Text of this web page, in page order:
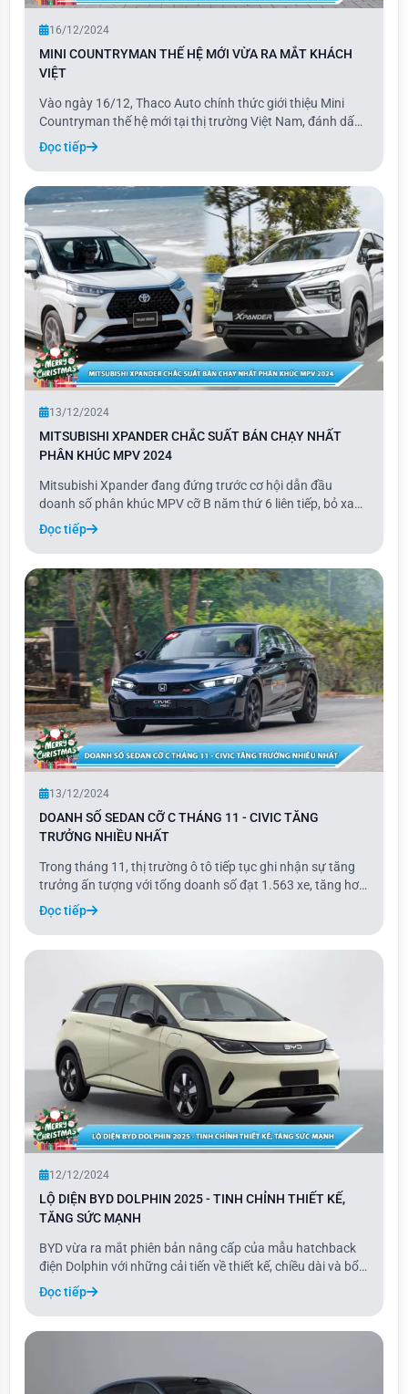
16/12/2024
MINI COUNTRYMAN THẾ HỆ MỚI VỪA RA MẮT KHÁCH
VIỆT
Vào ngày 16/12, Thaco Auto chính thức giới thiệu Mini
Countryman thế hệ mới tại thị trường Việt Nam, đánh dấu
một bước tiến mới trong dòng xe Mini. Phiên bản 2024 của
Countryman mang đến sự thay đổi toàn diện với thiết kế
tối giản đặc trưng, kết hợp cùng
Đọc tiếp
13/12/2024
MITSUBISHI XPANDER CHẮC SUẤT BÁN CHẠY NHẤT
PHÂN KHÚC MPV 2024
Mitsubishi Xpander đang đứng trước cơ hội dẫn đầu
doanh số phân khúc MPV cỡ B năm thứ 6 liên tiếp, bỏ xa
đối thủ Toyota Veloz khoảng 10.000 xe. Nếu tính cả mẫu
Avanza, tổng doanh số của hai mẫu xe nhà Toyota đạt
9.341 xe, thấp hơn Xpander khoảng 8.100 xe.
Đọc tiếp
13/12/2024
DOANH SỐ SEDAN CỠ C THÁNG 11 - CIVIC TĂNG
TRƯỞNG NHIỀU NHẤT
Trong tháng 11, thị trường ô tô tiếp tục ghi nhận sự tăng
trưởng ấn tượng với tổng doanh số đạt 1.563 xe, tăng hơn
13% so với tháng trước. Đây là mức doanh số cao nhất
trong năm 2024 tính đến thời điểm hiện tại.
Đọc tiếp
12/12/2024
LỘ DIỆN BYD DOLPHIN 2025 - TINH CHỈNH THIẾT KẾ,
TĂNG SỨC MẠNH
BYD vừa ra mắt phiên bản nâng cấp của mẫu hatchback
điện Dolphin với những cải tiến về thiết kế, chiều dài và bổ
sung thêm tùy chọn động cơ điện. Mẫu xe thuần điện này
đã được Bộ Công nghiệp và Công nghệ Thông tin Trung
Quốc (MIIT) công bố, với những thay
Đọc tiếp